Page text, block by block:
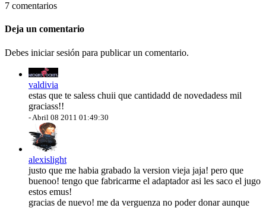
7 comentarios
Deja un comentario
Debes iniciar sesión para publicar un comentario.
valdivia
estas que te saless chuii que cantidadd de novedadess mil
graciass!!
- Abril 08 2011 01:49:30
alexislight
justo que me habia grabado la version vieja jaja! pero que
buenoo! tengo que fabricarme el adaptador asi les saco el jugo
estos emus!
gracias de nuevo! me da verguenza no poder donar aunque